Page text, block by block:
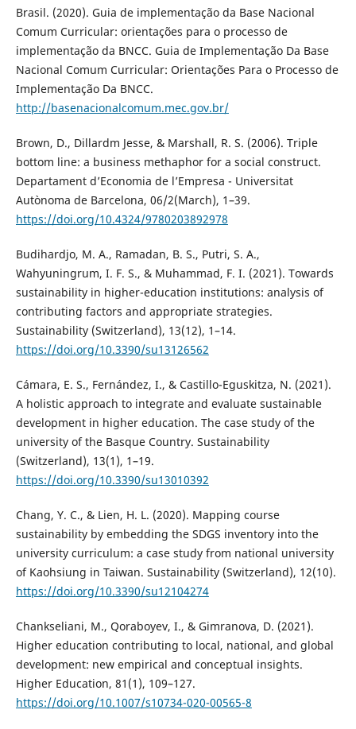
Brasil. (2020). Guia de implementação da Base Nacional
Comum Curricular: orientações para o processo de
implementação da BNCC. Guia de Implementação Da Base
Nacional Comum Curricular: Orientações Para o Processo de
Implementação Da BNCC.
http://basenacionalcomum.mec.gov.br/
Brown, D., Dillardm Jesse, & Marshall, R. S. (2006). Triple
bottom line: a business methaphor for a social construct.
Departament d’Economia de l’Empresa - Universitat
Autònoma de Barcelona, 06/2(March), 1–39.
https://doi.org/10.4324/9780203892978
Budihardjo, M. A., Ramadan, B. S., Putri, S. A.,
Wahyuningrum, I. F. S., & Muhammad, F. I. (2021). Towards
sustainability in higher-education institutions: analysis of
contributing factors and appropriate strategies.
Sustainability (Switzerland), 13(12), 1–14.
https://doi.org/10.3390/su13126562
Cámara, E. S., Fernández, I., & Castillo-Eguskitza, N. (2021).
A holistic approach to integrate and evaluate sustainable
development in higher education. The case study of the
university of the Basque Country. Sustainability
(Switzerland), 13(1), 1–19.
https://doi.org/10.3390/su13010392
Chang, Y. C., & Lien, H. L. (2020). Mapping course
sustainability by embedding the SDGS inventory into the
university curriculum: a case study from national university
of Kaohsiung in Taiwan. Sustainability (Switzerland), 12(10).
https://doi.org/10.3390/su12104274
Chankseliani, M., Qoraboyev, I., & Gimranova, D. (2021).
Higher education contributing to local, national, and global
development: new empirical and conceptual insights.
Higher Education, 81(1), 109–127.
https://doi.org/10.1007/s10734-020-00565-8